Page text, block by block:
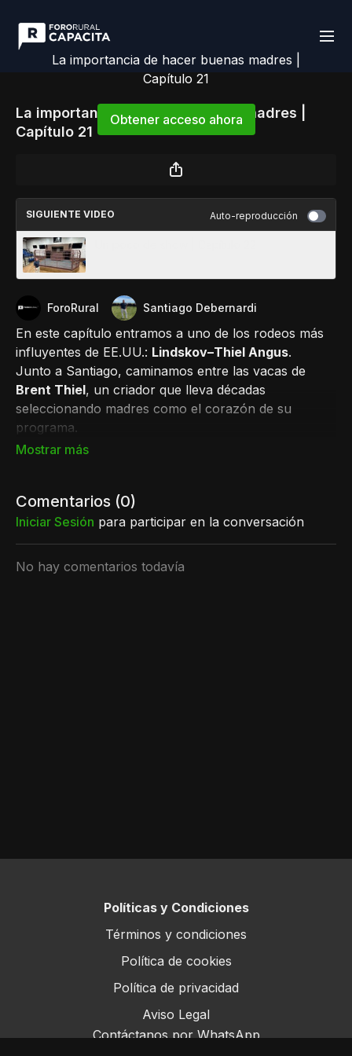
La importancia de hacer buenas madres |
Capítulo 21
Obtener acceso ahora
iniciar sesiónpara continuar
La importancia de hacer buenas madres |
Capítulo 21
SIGUIENTE VIDEO Auto-reproducción
ForoRural Santiago Debernardi
En este capítulo entramos a uno de los rodeos más
influyentes de EE.UU.: Lindskov–Thiel Angus.
Junto a Santiago, caminamos entre las vacas de
Brent Thiel, un criador que lleva décadas
seleccionando madres como el corazón de su
programa.
el toro que marcó este rodeo y sorprendió a todos
por la consistencia de sus hijas.
viven todos los días.
Comentarios (0)
Iniciar Sesión para participar en la conversación
No hay comentarios todavía
Políticas y Condiciones
Términos y condiciones
Política de cookies
Política de privacidad
Aviso Legal
Contáctanos por WhatsApp